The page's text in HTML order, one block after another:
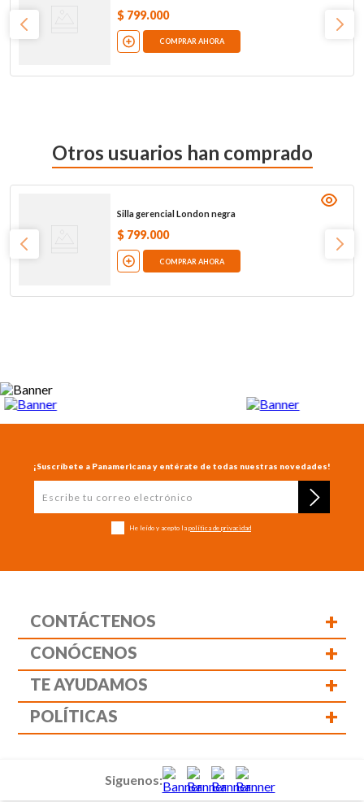
$ 799.000
COMPRAR AHORA
Otros usuarios han comprado
Silla gerencial London negra
$ 799.000
COMPRAR AHORA
¡Suscríbete a Panamericana y entérate de todas nuestras novedades!
He leído y acepto la política de privacidad
CONTÁCTENOS +
CONÓCENOS +
TE AYUDAMOS +
POLÍTICAS +
Siguenos: